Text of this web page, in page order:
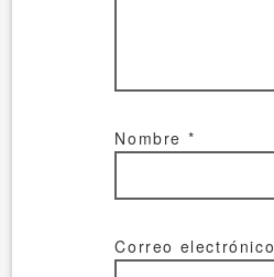
Nombre *
Correo electrónico